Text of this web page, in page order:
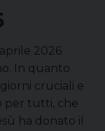
2026
In quanto
cruciali e
per tutti, che
ha donato il